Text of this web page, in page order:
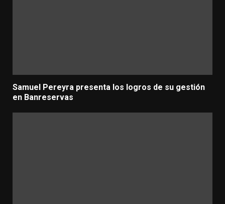
Samuel Pereyra presenta los logros de su gestión
en Banreservas